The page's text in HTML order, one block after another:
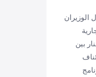
الوزيران
بين